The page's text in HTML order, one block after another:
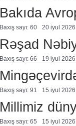
Bakıda
Baxış sayı: 60 20 i̇yul
Rəşad
Baxış sayı: 66 19 i̇yul
Baxış sayı: 91 15 i̇yul
Millimiz
Baxış sayı: 65 15 i̇yul